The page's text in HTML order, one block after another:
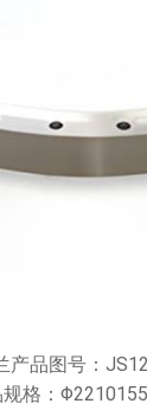
产品图号：
格：